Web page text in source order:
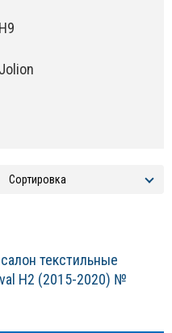
H9
Jolion
текстильные
H2 (2015-2020) №